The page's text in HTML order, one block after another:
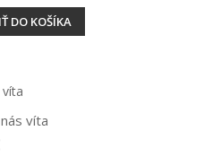
DO KOŠÍKA
víta